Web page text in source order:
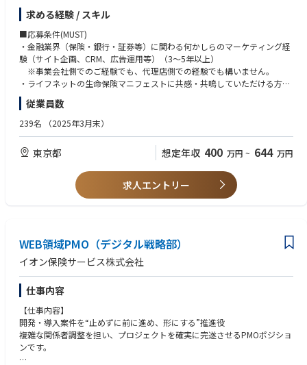
・マーケティングやプロダクト開発の知識を貪欲に吸収し、自らのキャリ
アの幅を広げたい方
【このポジションにおけるマーケティングの面白さ・醍醐味】
一般的な自社チャネル（toC）を対象とした、広告運用や単一サイトのCV
R改善といった縦割りのマーケティングとは異なり、大手パートナー企業
が持つ巨大なプラットフォーム（基盤）を活用した「toBtoC」のマーケテ
ィングを主導できる点にあります 。 各パートナー企業（通信、金融、航
空など）のビジネスモデルやユーザー特性を深く理解した上で、「そのチ
ャネルだからこそ、どのような文脈で保険を溶け込ませるべきか」「どの
をゼロから思考し、仕掛けていくことができます 。 パートナー企業への
マーケティング視点での提案や共同プロモーションの調整など 、部分最適
なマーケターに留まらず、「事業化マインド」を発揮してアライアンスビ
ジネスそのものをグロースさせるダイナミズムを味わえるのが、最大の魅
力です 。
【具体的な職務内容】
・各提携パートナーの特性に合わせたマーケティング施策・共同プロモー
・ユーザーの行動データやフィードバックに基づく、見積もり画面以降の
UI/UX設計・コンバージョン率（CVR）向上施策の推進（PDM領域との連
携）
求める経験 / スキル
■応募条件(MUST)
・金融業界（保険・銀行・証券等）に関わる何かしらのマーケティング経
験（サイト企画、CRM、広告運用等）（3〜5年以上）
※事業会社側でのご経験でも、代理店側での経験でも構いません。
・ライフネットの生命保険マニフェストに共感・共鳴していただける方
■応募条件(WANT)
・保険業界の専門知識、商品知識、および保険業法等の関連知識
M）の経験
・アクセス解析ツールを用いたデータ分析・改善提案の経験
・KARTE、Figma、Gitを活用した業務の経験
■ポジションの魅力
つ、将来的には中長期のアライアンスを推進する「事業開発」や、サービ
ス画面設計・リード獲得の仕組み作りを行う「プロダクト開発（PDM）」
へのキャリア展開が可能です 。
・大規模なアライアンスビジネスの主導
日本を代表する大手企業の顧客基盤を活用した、ダイナミックで影響力の
大きなプロジェクトに直接参画し、ビジネスを動かす手応えを感じられま
す。
■求める人物像
従業員数
239名 （2025年3月末）
東京都 想定年収 400 万円 ~ 644 万円
求人エントリー
WEB領域PMO（デジタル戦略部）
イオン保険サービス株式会社
仕事内容
【仕事内容】
開発・導入案件を“止めずに前に進め、形にする”推進役
複雑な関係者調整を担い、プロジェクトを確実に完遂させるPMOポジショ
ンです。